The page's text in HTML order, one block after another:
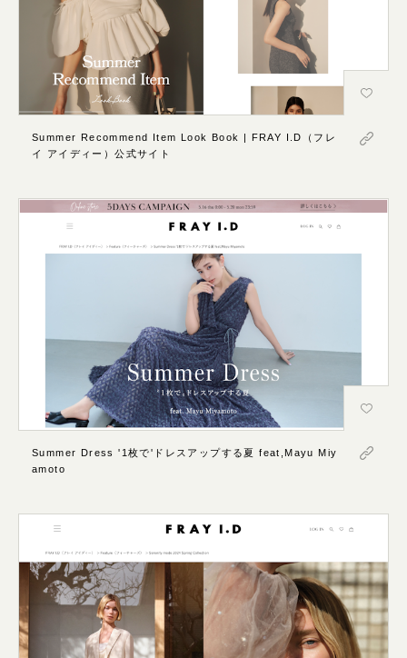
Summer Recommend Item Look Book | FRAY I.D（フレ
イ アイディー）公式サイト
Summer Dress '1枚で'ドレスアップする夏 feat,Mayu Miy
amoto